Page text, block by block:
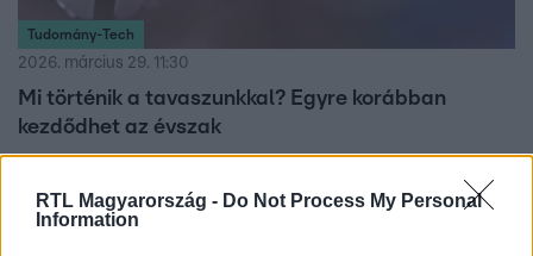
RTL Magyarország - Do Not Process My Personal
Information
Tudomány-Tech
2026. március 29. 11:30
Mi történik a tavaszunkkal? Egyre korábban
kezdődhet az évszak
A tavasz 2100-ra akár 23 nappal korábban érkezhet. A
klímaváltozás miatt kiszámíthatatlanabb lesz, ami a
növényeket és állatokat is érinti.